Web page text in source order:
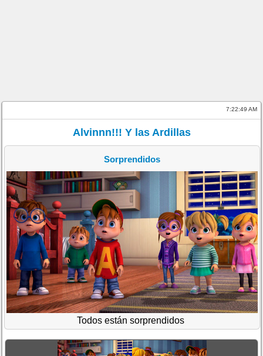
7:22:49 AM
Alvinnn!!! Y las Ardillas
Sorprendidos
Todos están sorprendidos